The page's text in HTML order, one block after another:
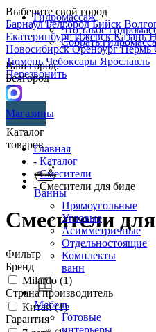
Выберите свой город
БарнаулБелгородБийск
ЕкатеринбургИжевскКазань
НовосибирскОренбургПермь
ТюменьЧебоксары Ярославль
Перезвонить
Гидромассаж
Что такое
Собрать
Ваш город:
Белгород
Магазины
Каталог
товаров
Ванны
Прямоугольные
Угловые
Асимметричные
Отдельностоящие
Комплекты
ванн
Мебель
Готовые
Главная
- Каталог
-Смесители
- Смесители для биде
Смесители
Фильтр
Бренд
Milardo (1)
Страна производитель
Китай (1)
Гарантия